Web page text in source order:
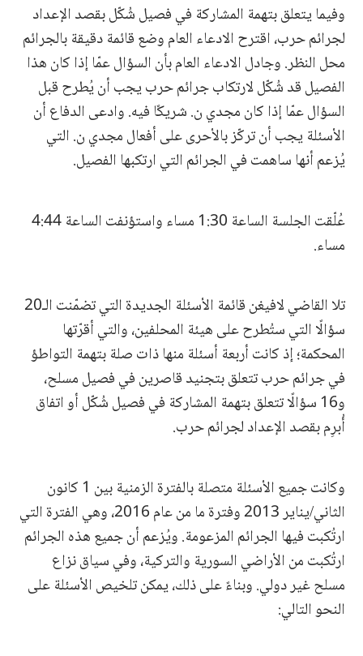
وفيما يتعلق بتهمة المشاركة في فصيل شُكّل بقصد الإعداد
لجرائم حرب، اقترح الادعاء العام وضع قائمة دقيقة بالجرائم
محل النظر. وجادل الادعاء العام بأن السؤال عمّا إذا كان هذا
الفصيل قد شُكّل لارتكاب جرائم حرب يجب أن يُطرح قبل
السؤال عمّا إذا كان مجدي ن. شريكًا فيه. وادعى الدفاع أن
الأسئلة يجب أن تركّز بالأحرى على أفعال مجدي ن. التي
يُزعم أنها ساهمت في الجرائم التي ارتكبها الفصيل.
عُلّقت الجلسة الساعة 1:30 مساء واستؤنفت الساعة 4:44
مساء.
تلا القاضي لافيغن قائمة الأسئلة الجديدة التي تضمّنت الـ20
سؤالًا التي ستُطرح على هيئة المحلفين، والتي أقرّتها
المحكمة؛ إذ كانت أربعة أسئلة منها ذات صلة بتهمة التواطؤ
في جرائم حرب تتعلق بتجنيد قاصرين في فصيل مسلح،
و16 سؤالًا تتعلق بتهمة المشاركة في فصيل شُكّل أو اتفاق
أُبرِم بقصد الإعداد لجرائم حرب.
وكانت جميع الأسئلة متصلة بالفترة الزمنية بين 1 كانون
الثاني/يناير 2013 وفترة ما من عام 2016، وهي الفترة التي
ارتُكبت فيها الجرائم المزعومة. ويُزعم أن جميع هذه الجرائم
ارتُكبت من الأراضي السورية والتركية، وفي سياق نزاع
مسلح غير دولي. وبناءً على ذلك، يمكن تلخيص الأسئلة على
النحو التالي: